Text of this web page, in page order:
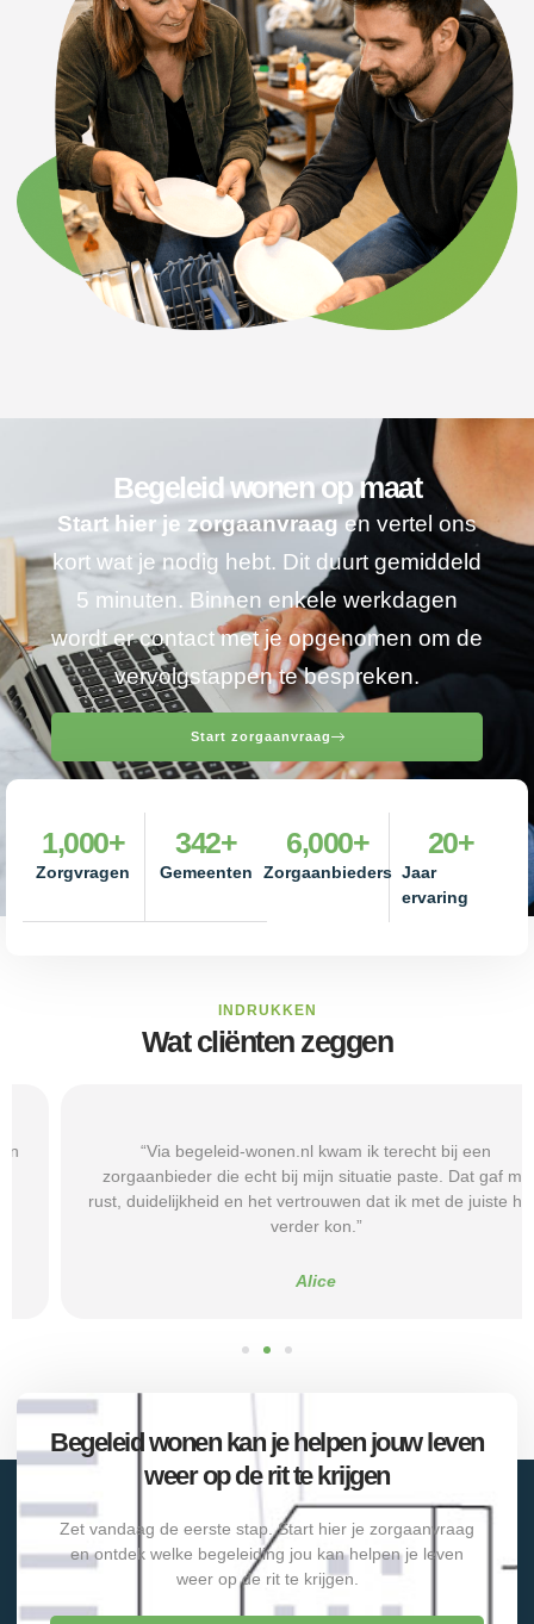
Begeleid wonen op maat
Start hier je zorgaanvraagen vertel ons
kort wat je nodig hebt. Dit duurt gemiddeld
5 minuten. Binnen enkele werkdagen
wordt er contact met je opgenomen om de
vervolgstappen te bespreken.
Start zorgaanvraag
Zorgvragen
1,000+
Gemeenten
342+
Zorgaanbieders
6,000+
Jaar
ervaring
20+
INDRUKKEN
Wat cliënten zeggen
“Via begeleid-wonen.nl kwam ik terecht bij een
zorgaanbieder die echt bij mijn situatie paste. Dat gaf mij
rust, duidelijkheid en het vertrouwen dat ik met de juiste hulp
verder kon.”
Begeleid wonen kan je helpen jouw leven
weer op de rit te krijgen
Zet vandaag de eerste stap. Start hier je zorgaanvraag
en ontdek welke begeleiding jou kan helpen je leven
weer op de rit te krijgen.